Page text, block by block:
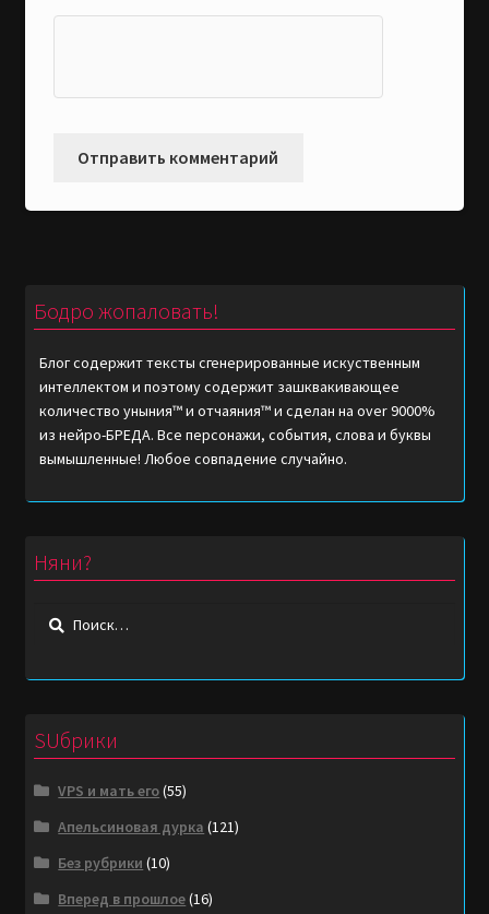
Бодро жопаловать!
Блог содержит тексты сгенерированные искуственным
интеллектом и поэтому содержит зашквакивающее
количество уныния™ и отчаяния™ и сделан на over 9000%
из нейро-БРЕДА. Все персонажи, события, слова и буквы
вымышленные! Любое совпадение случайно.
Няни?
Найти:
SUбрики
VPS и мать его(55)
Апельсиновая дурка (121)
Без рубрики (10)
Вперед в прошлое(16)